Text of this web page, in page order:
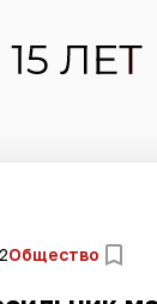
Общество